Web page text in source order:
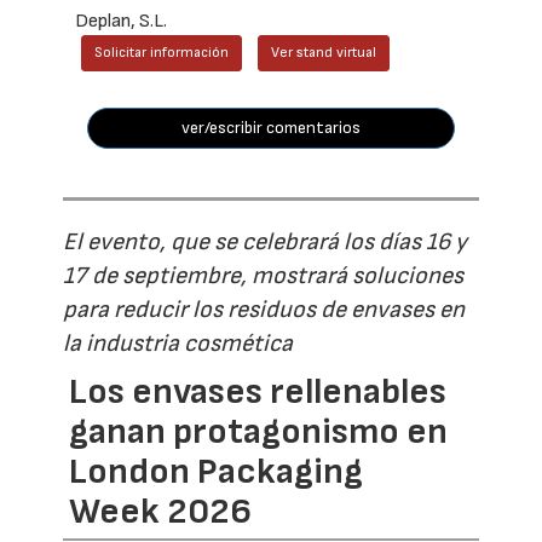
Deplan, S.L.
Solicitar información Ver stand virtual
ver/escribir comentarios
El evento, que se celebrará los días 16 y
17 de septiembre, mostrará soluciones
para reducir los residuos de envases en
la industria cosmética
Los envases rellenables
ganan protagonismo en
London Packaging
Week 2026